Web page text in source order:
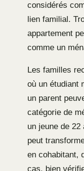
considérés
lien familial.
appartement
comme un
Les familles
où un étudiant
un parent
catégorie de
un jeune de
peut
en cohabitant,
cas, bien